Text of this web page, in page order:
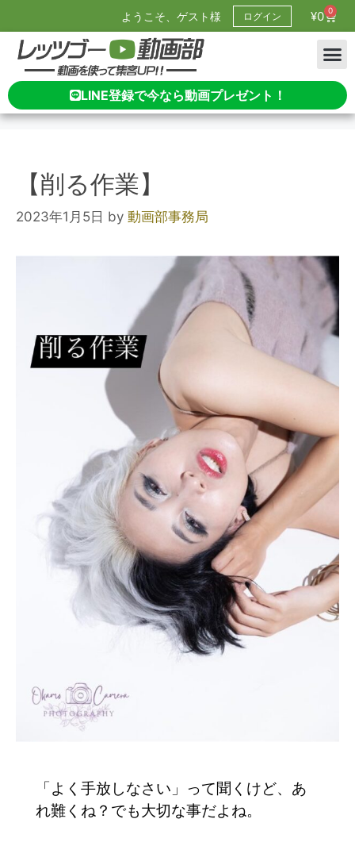
ようこそ、ゲスト様 ログイン ¥0 0
LINE登録で今なら動画プレゼント！
【削る作業】
2023年1月5日 by 動画部事務局
「よく手放しなさい」って聞くけど、あ
れ難くね？でも大切な事だよね。